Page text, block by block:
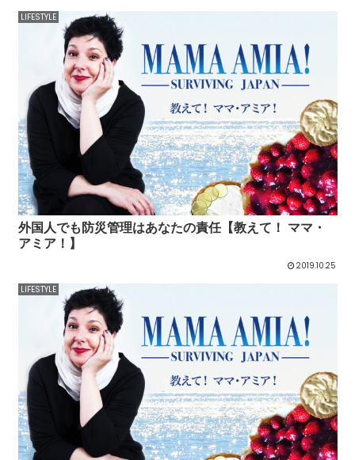
LIFESTYLE
外国人でも防災管理はあなたの責任【教えて！ ママ・
アミア！】
2019.10.25
LIFESTYLE